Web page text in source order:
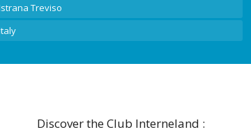
Treviso
Discover the Club Interneland :